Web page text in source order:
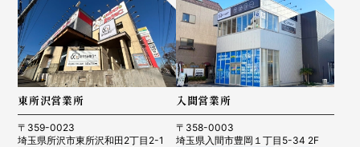
東所沢営業所
〒359-0023
埼玉県所沢市東所沢和田2丁目2-1
入間営業所
〒358-0003
埼玉県入間市豊岡１丁目5-34 2F